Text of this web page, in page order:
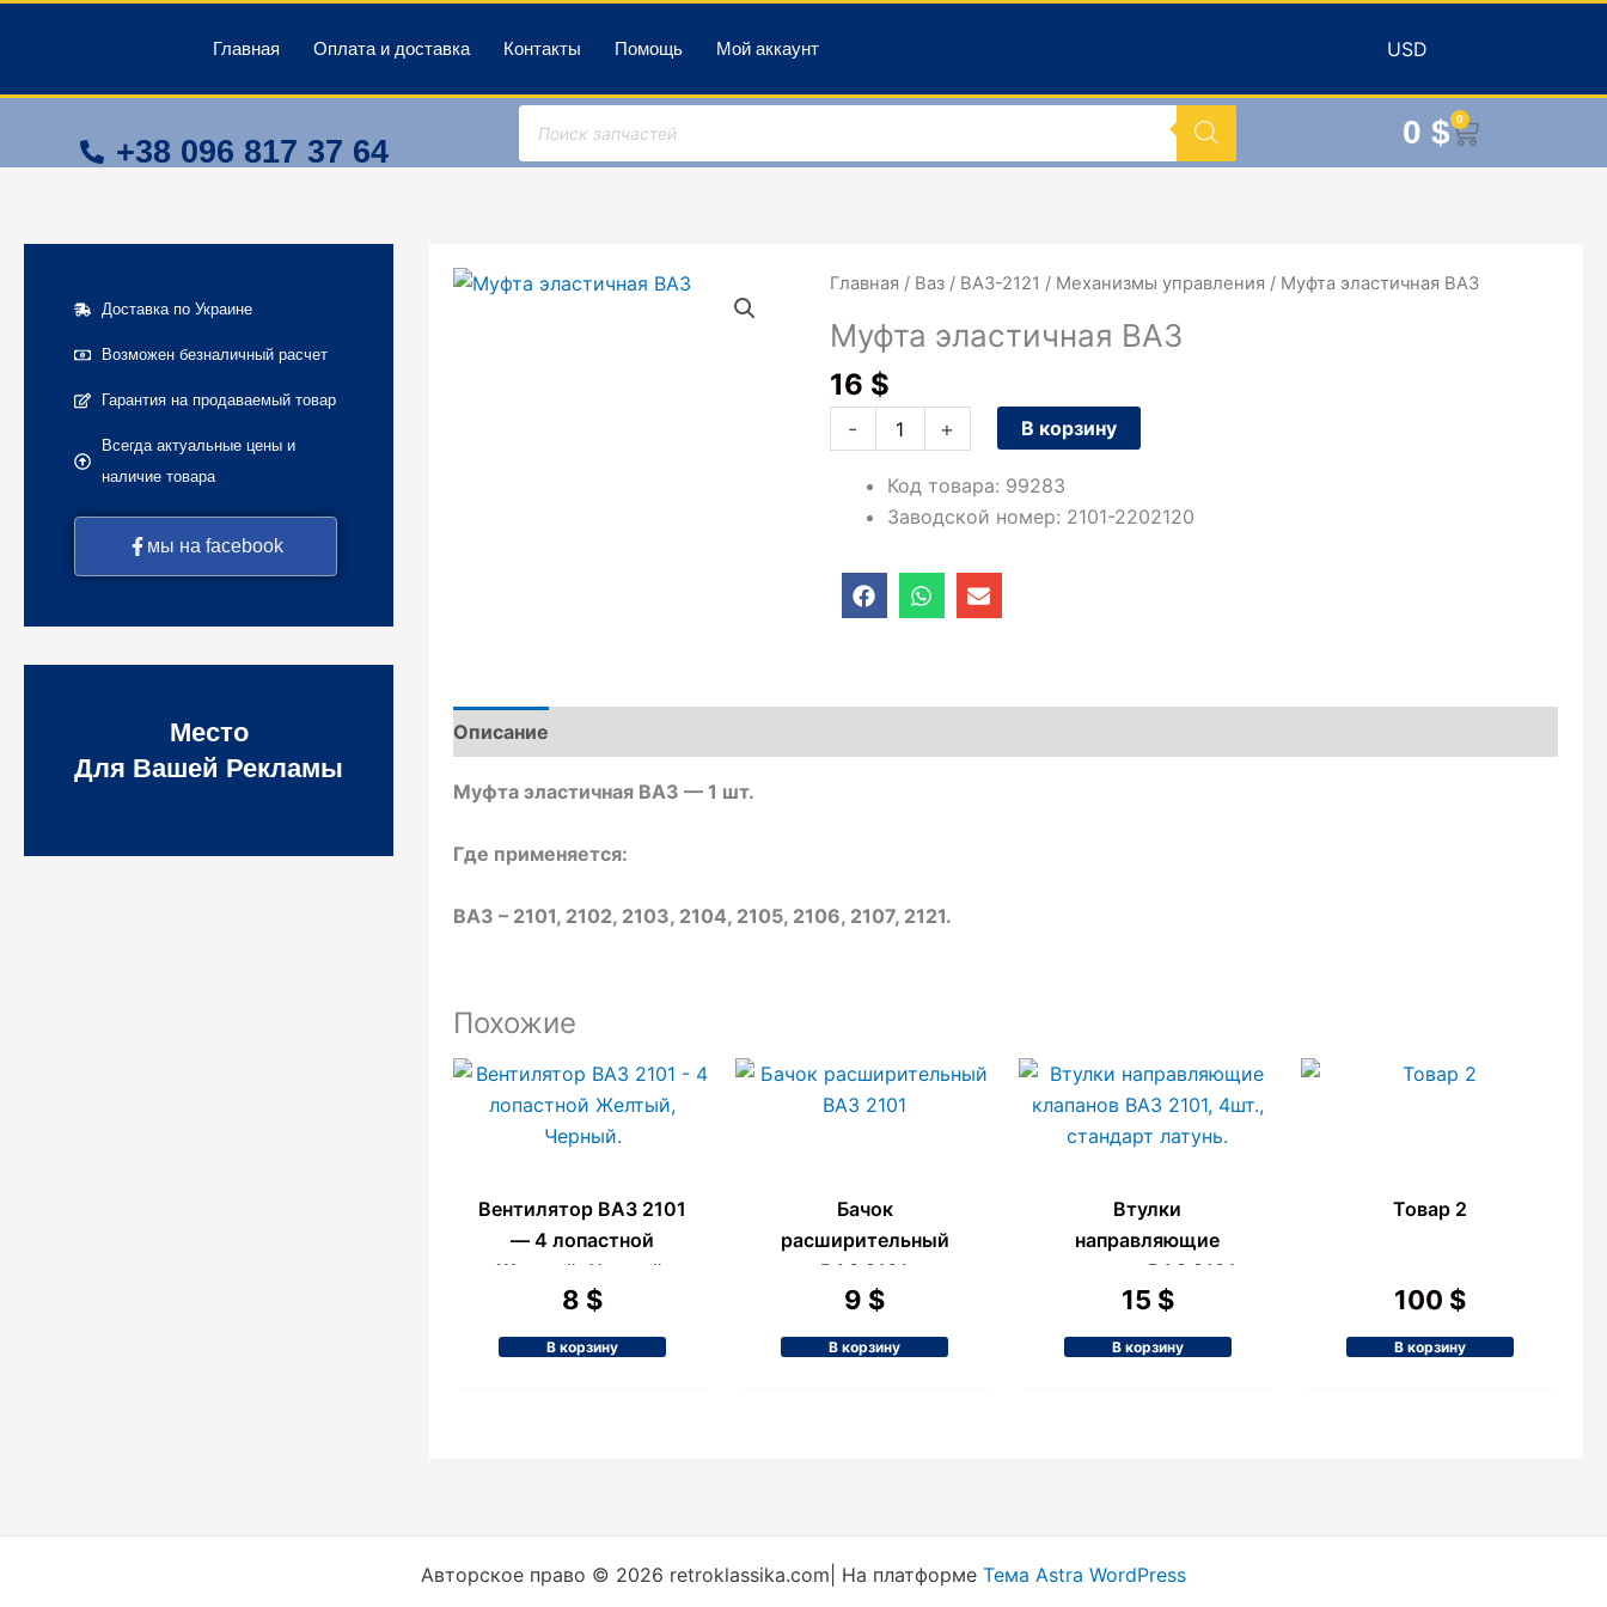
Главная Оплата и доставка Контакты Помощь Мой аккаунт
+38 096 817 37 64
Поиск
товаров
0$ 0
Корзина
Доставка по Украине
Возможен безналичный расчет
Гарантия на продаваемый товар
Всегда актуальные цены и
наличие товара
мы на facebook
Место
Для Вашей Рекламы
Главная / Ваз/ ВАЗ-2121 / Механизмы управления / Муфта эластичная ВАЗ
Муфта эластичная ВАЗ
16 $
-
Количество
Муфта
эластичная
ВАЗ
+ В корзину
Код товара: 99283
Заводской номер: 2101-2202120
F
a
W
h
E
n
Описание
Муфта эластичная ВАЗ — 1 шт.
Где применяется:
ВАЗ – 2101, 2102, 2103, 2104, 2105, 2106, 2107, 2121.
Похожие
Вентилятор ВАЗ 2101
— 4 лопастной
Желтый, Черный.
8 $
В корзину
Бачок
расширительный
ВАЗ 2101
9 $
В корзину
Втулки
направляющие
клапанов ВАЗ 2101,
4шт., стандарт
латунь.
15 $
В корзину
Товар 2
100 $
В корзину
Авторское право © 2026 retroklassika.com| На платформе Тема Astra WordPress